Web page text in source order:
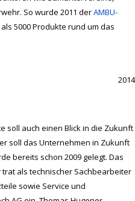
So wurde 2011 derAMBU-
5000 Produkte rund um das
2014
soll auch einen Blick in die Zukunft
soll das Unternehmen in Zukunft
bereits schon 2009 gelegt. Das
als technischer Sachbearbeiter
sowie Service und